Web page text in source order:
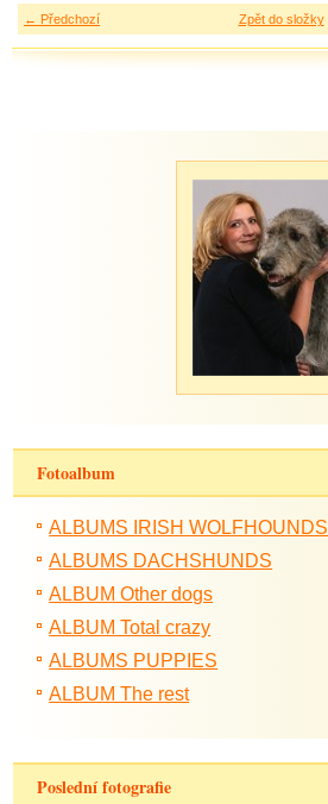
← Předchozí Zpět do složky
Fotoalbum
ALBUMS IRISH WOLFHOUNDS
ALBUMS DACHSHUNDS
ALBUM Other dogs
ALBUM Total crazy
ALBUMS PUPPIES
ALBUM The rest
Poslední fotografie